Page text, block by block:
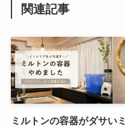
関連記事
ミルトンの容器がダサいミ